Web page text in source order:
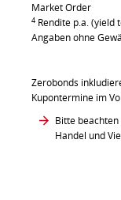
Market Order
4 Rendite p.a. (yield
Angaben ohne
Zerobonds
Kupontermine im
Bitte
Handel und